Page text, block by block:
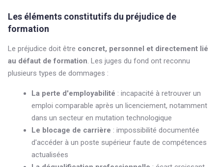
Les éléments constitutifs du préjudice de
formation
Le préjudice doit être concret, personnel et directement lié
au défaut de formation. Les juges du fond ont reconnu
plusieurs types de dommages :
La perte d'employabilité : incapacité à retrouver un
emploi comparable après un licenciement, notamment
dans un secteur en mutation technologique
Le blocage de carrière : impossibilité documentée
d'accéder à un poste supérieur faute de compétences
actualisées